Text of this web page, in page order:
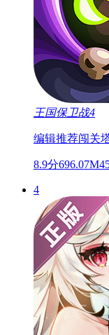
王国保卫战4
编辑推荐闯关
8.9分696.07M
4